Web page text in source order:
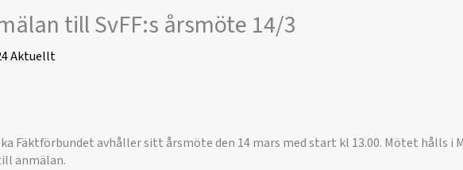
till SvFF:s årsmöte 14/3
Aktuellt
Fäktförbundet avhåller sitt årsmöte den 14 mars med start kl 13.00. Mötet hålls i
anmälan.